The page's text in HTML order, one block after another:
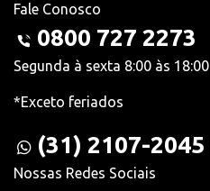
Fale Conosco
0800 727 2273
Segunda à sexta 8:00 às 18:00
*Exceto feriados
(31) 2107-2045
Nossas Redes Sociais